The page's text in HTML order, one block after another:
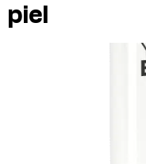
piel